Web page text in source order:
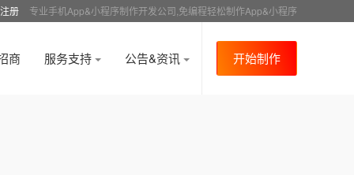
册 专业手机App&小程序制作开发公司,免编程轻松制作App&小程序
商 服务支持 公告&资讯 开始制作